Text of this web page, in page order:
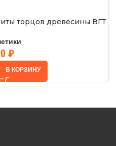
торцов древесины ВГТ
₽
В КОРЗИНУ